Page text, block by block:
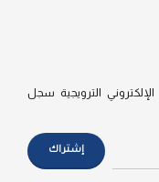
الترويجية سجل